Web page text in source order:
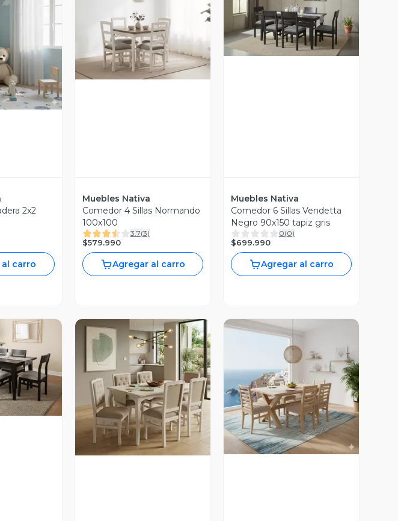
2x2
carro
Vista Previa
Muebles Nativa
Comedor 4 Sillas Normando
100x100
3.7(3)
$579.990
Agregar al carro
Vista Previa
Muebles Nativa
Comedor 6 Sillas Vendetta
Negro 90x150 tapiz gris
0(0)
$699.990
Agregar al carro
Vista Previa Vista Previa